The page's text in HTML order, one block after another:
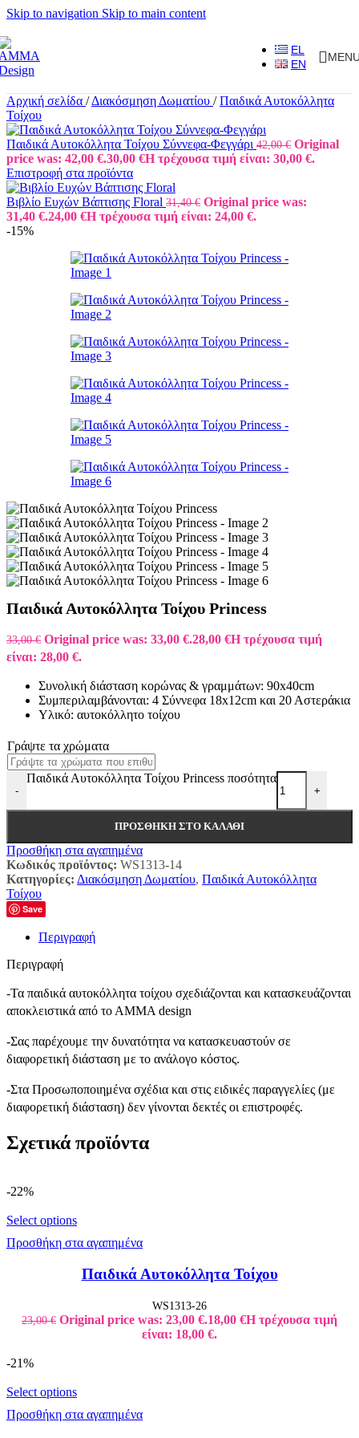
Skip to navigation Skip to main content
EL
EN
Αρχική σελίδα / Διακόσμηση Δωματίου / Παιδικά Αυτοκόλλητα
Τοίχου
Παιδικά Αυτοκόλλητα Τοίχου Σύννεφα-Φεγγάρι 42,00€ Original
price was: 42,00 €.30,00 €Η τρέχουσα τιμή είναι: 30,00 €.
Επιστροφή στα προϊόντα
Βιβλίο Ευχών Βάπτισης Floral 31,40€ Original price was:
31,40 €.24,00 €Η τρέχουσα τιμή είναι: 24,00 €.
-15%
Παιδικά Αυτοκόλλητα Τοίχου Princess
33,00€ Original price was: 33,00 €.28,00 €Η τρέχουσα τιμή
είναι: 28,00 €.
Συνολική διάσταση κορώνας & γραμμάτων: 90x40cm
Συμπεριλαμβάνονται: 4 Σύννεφα 18x12cm και 20 Αστεράκια
Υλικό: αυτοκόλλητο τοίχου
Γράψτε τα χρώματα
-
Παιδικά Αυτοκόλλητα Τοίχου Princess ποσότητα
+
ΠΡΟΣΘΉΚΗ ΣΤΟ ΚΑΛΆΘΙ
Προσθήκη στα αγαπημένα
Κωδικός προϊόντος: WS1313-14
Κατηγορίες: Διακόσμηση Δωματίου, Παιδικά Αυτοκόλλητα
Τοίχου
Save
Περιγραφή
Περιγραφή
-Τα παιδικά αυτοκόλλητα τοίχου σχεδιάζονται και κατασκευάζονται
αποκλειστικά από το ΑΜΜΑ design
-Σας παρέχουμε την δυνατότητα να κατασκευαστούν σε
διαφορετική διάσταση με το ανάλογο κόστος.
-Στα Προσωποποιημένα σχέδια και στις ειδικές παραγγελίες (με
διαφορετική διάσταση) δεν γίνονται δεκτές οι επιστροφές.
Σχετικά προϊόντα
-22%
Select options
Προσθήκη στα αγαπημένα
Παιδικά Αυτοκόλλητα Τοίχου
WS1313-26
23,00€ Original price was: 23,00 €.18,00 €Η τρέχουσα τιμή
είναι: 18,00 €.
-21%
Select options
Προσθήκη στα αγαπημένα